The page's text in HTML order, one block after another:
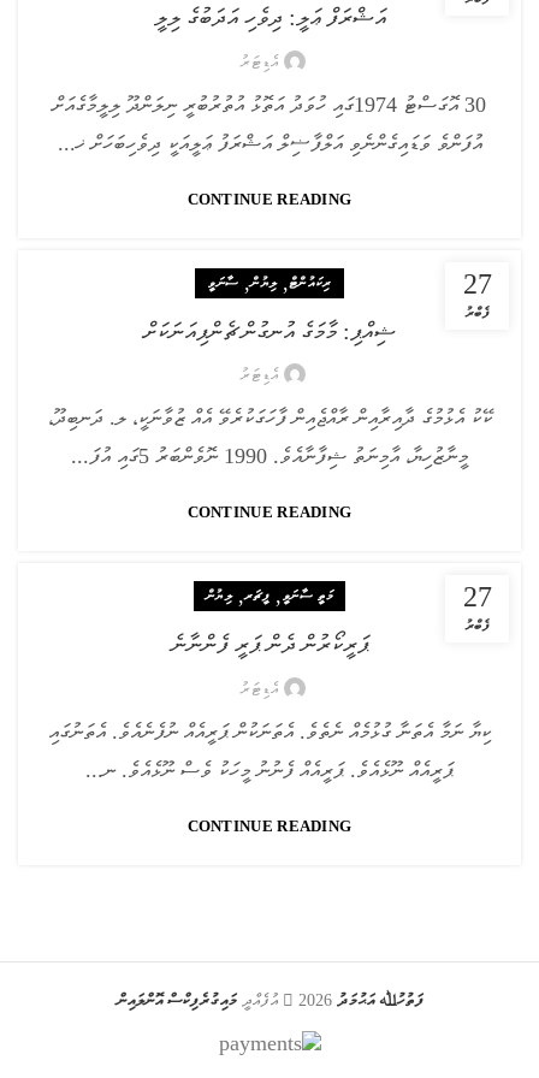
އަޝްރަފް ޢަލީ: ދިވެހި އަދަބުގެ ލިލީ
އެޑިޓަރު
30 އޮގަސްޓު 1974ގައި ހުވަދު އަތޮޅު އުތުރުބުރީ ނިލަންދޫ ލިލީމާގެއަށް
އުފަންވެ ވަޑައިގެންނެވި އަލްފާޟިލް އަޝްރަފު ޢަލީއަކީ ދިވެހިބަހަށް ޚ...
CONTINUE READING
27
ފެބްރު
ރިކައުންޓް,ލިޔުން, ސާނަވީ
ޝިއްޕި: މާމަގެ އުނގުން ޗެންޕިއަނަކަށް
އެޑިޓަރު
ކޭކު އެޅުމުގެ ދާއިރާއިން ރާއްޖެއިން ފާހަގަކުރެވޭ އެއް ޒުވާނަކީ، ލ. ދަނބިދޫ،
މީނާޒުހިޔާ، އާމިނަތު ޝިފާނާއެވެ. 1990 ނޮވެންބަރު 5ގައި އުފަ...
CONTINUE READING
27
ފެބްރު
މަތީ ސާނަވީ, ފީޗަރ,ލިޔުން
ޕަރީކޯރުން ދެން ޕަރީ ފެންނާނެ
އެޑިޓަރު
ކިޔާ ނަމާ އެތަނާ ގުޅުމެއް ނެތެވެ. އެތަނަކުން ޕަރީއެއް ނުފެނެއެވެ. އެތަނުގައި
ޕަރީއެއް ނޫޅެއެވެ. ޕަރީއެއް ފެނުނު މީހަކު ވެސް ނޫޅެއެވެ. ނ...
CONTINUE READING
ފަތުހުﷲ އަޙުމަދު 2026 އުފެއްދީމައިގުރެފިކްސް އޮންލައިން